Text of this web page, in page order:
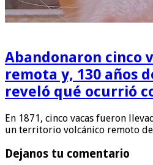
Abandonaron cinco
remota y, 130 años
reveló qué ocurrió
En 1871, cinco vacas fueron
un territorio volcánico remoto
Dejanos tu comentario